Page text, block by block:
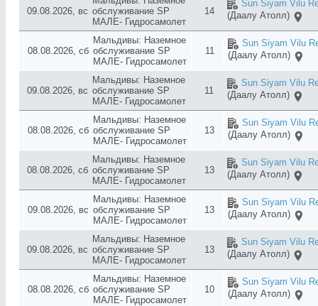
09.08.2026, вс обслуживание SP
МАЛЕ- Гидросамолет
14
Sun Siyam Vilu
(Даалу Атолл)
08.08.2026, сб
Мальдивы: Наземное
обслуживание SP
МАЛЕ- Гидросамолет
11
Sun Siyam Vilu
(Даалу Атолл)
09.08.2026, вс
Мальдивы: Наземное
обслуживание SP
МАЛЕ- Гидросамолет
11
Sun Siyam Vilu
(Даалу Атолл)
08.08.2026, сб
Мальдивы: Наземное
обслуживание SP
МАЛЕ- Гидросамолет
13
Sun Siyam Vilu
(Даалу Атолл)
08.08.2026, сб
Мальдивы: Наземное
обслуживание SP
МАЛЕ- Гидросамолет
13
Sun Siyam Vilu
(Даалу Атолл)
09.08.2026, вс
Мальдивы: Наземное
обслуживание SP
МАЛЕ- Гидросамолет
13
Sun Siyam Vilu
(Даалу Атолл)
09.08.2026, вс
Мальдивы: Наземное
обслуживание SP
МАЛЕ- Гидросамолет
13
Sun Siyam Vilu
(Даалу Атолл)
08.08.2026, сб
Мальдивы: Наземное
обслуживание SP
МАЛЕ- Гидросамолет
10
Sun Siyam Vilu
(Даалу Атолл)